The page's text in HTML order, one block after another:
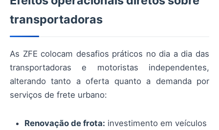
transportadoras
As ZFE colocam desafios práticos no dia a dia das
transportadoras e motoristas independentes,
alterando tanto a oferta quanto a demanda por
serviços de frete urbano:
Renovação de frota: investimento em veículos